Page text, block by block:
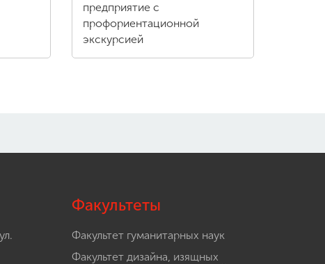
предприятие с
профориентационной
экскурсией
Факультеты
Факультет гуманитарных наук
Факультет дизайна, изящных